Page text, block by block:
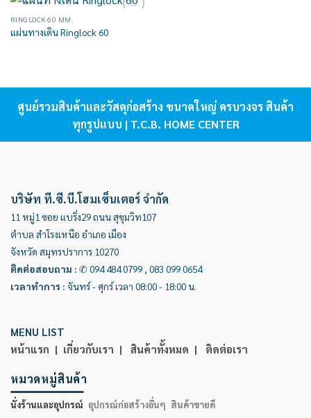
RINGLOCK 60 MM.
แผ่นทางเดิน Ringlock 60
ศูนย์รวมสินค้าและวัสดุก่อสร้าง ขนาดใหญ่ ครบวงจร สินค้า
ทุกรูปแบบ | T.C.B. HOME CENTER
บริษัท ที.ซี.บี.โฮมเซ็นเตอร์ จำกัด
11 หมู่1 ซอย แบริ่ง29 ถนน สุขุมวิท107
ตำบล สำโรงเหนือ อำเภอ เมือง
จังหวัด สมุทรปราการ 10270
ติดต่อสอบถาม : ✆ 094 484 0799 , 083 099 0654
เวลาทำการ : จันทร์ - ศุกร์ เวลา 08:00 - 18:00 น.
MENU LIST
หน้าแรก | เกี่ยวกับเรา | สินค้าทั้งหมด | ติดต่อเรา
หมวดหมู่สินค้า
นั่งร้านและอุปกรณ์ อุปกรณ์ก่อสร้างอื่นๆ สินค้าขายดี